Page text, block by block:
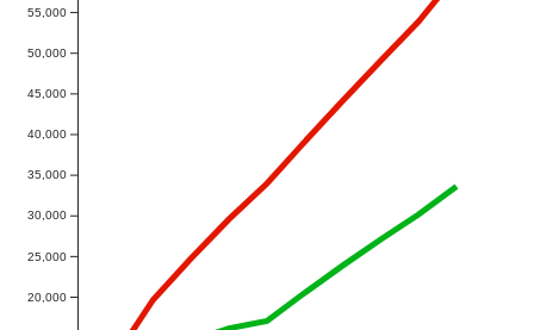
20,000
25,000
30,000
35,000
40,000
45,000
50,000
55,000